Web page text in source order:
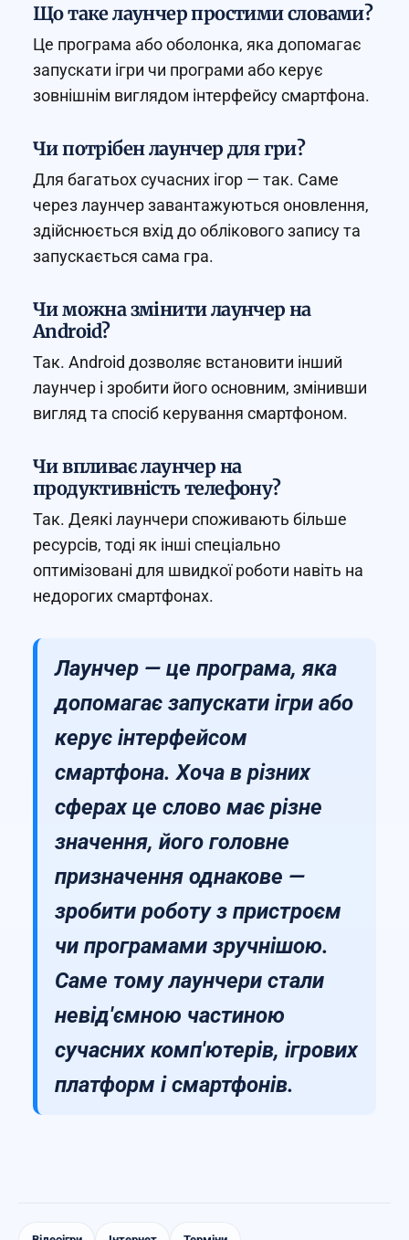
Що таке лаунчер простими словами?
Це програма або оболонка, яка допомагає
запускати ігри чи програми або керує
зовнішнім виглядом інтерфейсу смартфона.
Чи потрібен лаунчер для гри?
Для багатьох сучасних ігор — так. Саме
через лаунчер завантажуються оновлення,
здійснюється вхід до облікового запису та
запускається сама гра.
Чи можна змінити лаунчер на
Android?
Так. Android дозволяє встановити інший
лаунчер і зробити його основним, змінивши
вигляд та спосіб керування смартфоном.
Чи впливає лаунчер на
продуктивність телефону?
Так. Деякі лаунчери споживають більше
ресурсів, тоді як інші спеціально
оптимізовані для швидкої роботи навіть на
недорогих смартфонах.
Лаунчер — це програма, яка
допомагає запускати ігри або
керує інтерфейсом
смартфона. Хоча в різних
сферах це слово має різне
значення, його головне
призначення однакове —
зробити роботу з пристроєм
чи програмами зручнішою.
Саме тому лаунчери стали
невід'ємною частиною
сучасних комп'ютерів, ігрових
платформ і смартфонів.